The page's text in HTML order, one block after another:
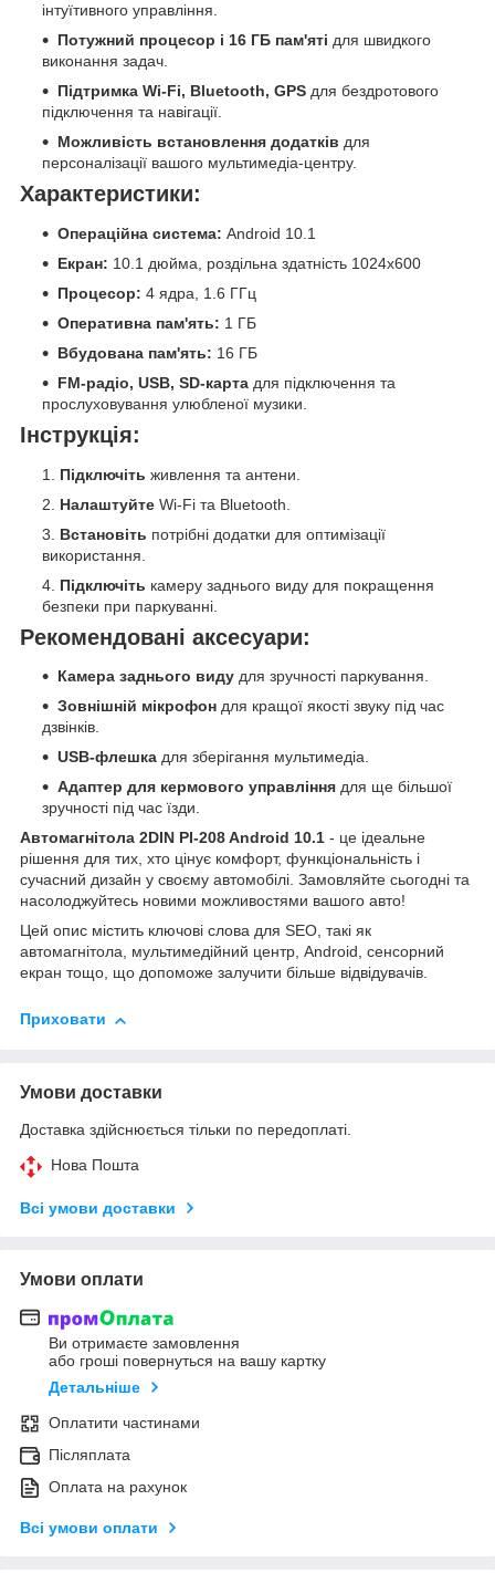
інтуїтивного управління.
Потужний процесор і 16 ГБ пам'яті для швидкого
виконання задач.
Підтримка Wi-Fi, Bluetooth, GPS для бездротового
підключення та навігації.
Можливість встановлення додатків для
персоналізації вашого мультимедіа-центру.
Характеристики:
Операційна система: Android 10.1
Екран: 10.1 дюйма, роздільна здатність 1024x600
Процесор: 4 ядра, 1.6 ГГц
Оперативна пам'ять: 1 ГБ
Вбудована пам'ять: 16 ГБ
FM-радіо, USB, SD-карта для підключення та
прослуховування улюбленої музики.
Інструкція:
Підключіть живлення та антени.
Налаштуйте Wi-Fi та Bluetooth.
Встановіть потрібні додатки для оптимізації
використання.
Підключіть камеру заднього виду для покращення
безпеки при паркуванні.
Рекомендовані аксесуари:
Камера заднього виду для зручності паркування.
Зовнішній мікрофон для кращої якості звуку під час
дзвінків.
USB-флешка для зберігання мультимедіа.
Адаптер для кермового управління для ще більшої
зручності під час їзди.
Автомагнітола 2DIN PI-208 Android 10.1 - це ідеальне
рішення для тих, хто цінує комфорт, функціональність і
сучасний дизайн у своєму автомобілі. Замовляйте сьогодні та
насолоджуйтесь новими можливостями вашого авто!
Цей опис містить ключові слова для SEO, такі як
автомагнітола, мультимедійний центр, Android, сенсорний
екран тощо, що допоможе залучити більше відвідувачів.
Приховати
Умови доставки
Доставка здійснюється тільки по передоплаті.
Нова Пошта
Всі умови доставки
Умови оплати
Ви отримаєте замовлення
або гроші повернуться на вашу картку
Детальніше
Оплатити частинами
Післяплата
Оплата на рахунок
Всі умови оплати